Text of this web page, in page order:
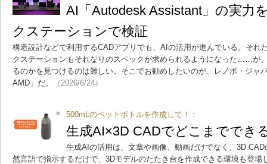
AI「Autodesk Assistant」の実力
クステーションで検証
構造設計などで利用するCADアプリでも、AIの活用が進んでいる。それ
クステーションもそれなりのスペックが求められるようになった……が
るのかを見つけるのは難しい。そこでお勧めしたいのが、レノボ・ジャ
AMD」だ。
（2026/6/24）
500mLのペットボトルを作成して！：
生成AI×3D CADでどこまででき
生成AIの活用は、文章や画像、動画だけでなく、3D
然言語で指示するだけで、3Dモデルのたたき台を作成できる環境も登場